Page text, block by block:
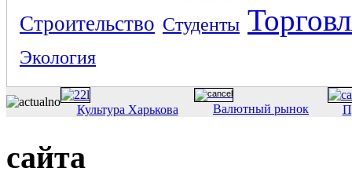
Строительство Студенты
Экология
Культура Харькова Валютный рынок
сайта